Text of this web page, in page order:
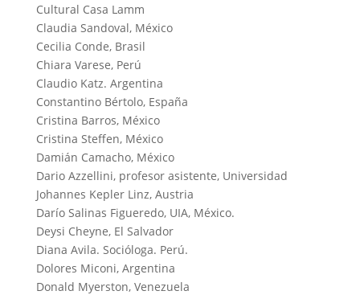
Cultural Casa Lamm
Claudia Sandoval, México
Cecilia Conde, Brasil
Chiara Varese, Perú
Claudio Katz. Argentina
Constantino Bértolo, España
Cristina Barros, México
Cristina Steffen, México
Damián Camacho, México
Dario Azzellini, profesor asistente, Universidad
Johannes Kepler Linz, Austria
Darío Salinas Figueredo, UIA, México.
Deysi Cheyne, El Salvador
Diana Avila. Socióloga. Perú.
Dolores Miconi, Argentina
Donald Myerston, Venezuela